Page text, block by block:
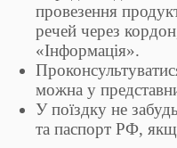
провезення
речей через
«Інформація».
можна у
У поїздку не
та паспорт РФ,